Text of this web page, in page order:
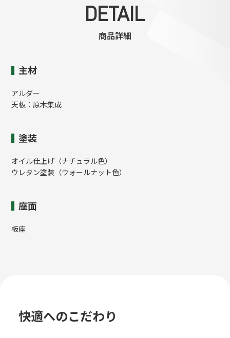
DETAIL
商品詳細
主材
アルダー
天板：原木集成
塗装
オイル仕上げ（ナチュラル色）
ウレタン塗装（ウォールナット色）
座面
板座
快適へのこだわり